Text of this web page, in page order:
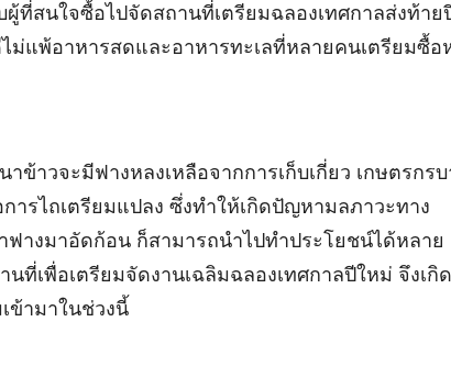
ที่สนใจซื้อไปจัดสถานที่เตรียมฉลองเทศกาลส่งท้าย
ม่แพ้อาหารสดและอาหารทะเลที่หลายคนเตรียมซื้อ
าข้าวจะมีฟางหลงเหลือจากการเก็บเกี่ยว เกษตรกรบ
ารไถเตรียมแปลง ซึ่งทำให้เกิดปัญหามลภาวะทาง
ฟางมาอัดก้อน ก็สามารถนำไปทำประโยชน์ได้หลาย
ที่เพื่อเตรียมจัดงานเฉลิมฉลองเทศกาลปีใหม่ จึงเกิ
ข้ามาในช่วงนี้